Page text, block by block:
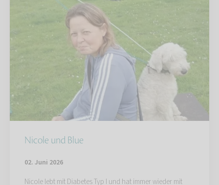
Nicole und Blue
02. Juni 2026
Nicole lebt mit Diabetes Typ I und hat immer wieder mit